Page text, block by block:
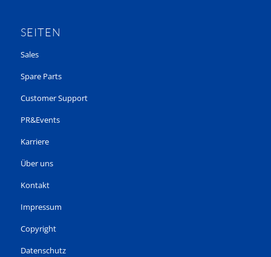
SEITEN
Sales
Spare Parts
Customer Support
PR&Events
Karriere
Über uns
Kontakt
Impressum
Copyright
Datenschutz